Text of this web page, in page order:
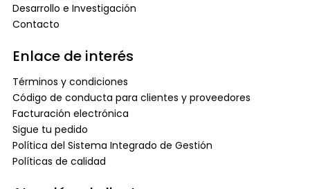
Desarrollo e Investigación
Contacto
Enlace de interés
Términos y condiciones
Código de conducta para clientes y proveedores
Facturación electrónica
Sigue tu pedido
Política del Sistema Integrado de Gestión
Políticas de calidad